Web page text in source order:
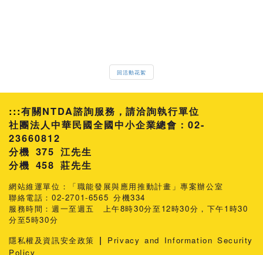
回活動花絮
:::有關NTDA諮詢服務，請洽詢執行單位
社團法人中華民國全國中小企業總會：02-
23660812
分機 375 江先生
458 莊先生
網站維運單位：「職能發展與應用推動計畫」專案辦公室
聯絡電話：02-2701-6565 分機334
服務時間：週一至週五 上午8時30分至12時30分，下午1時30
分至5時30分
隱私權及資訊安全政策 |
Privacy and Information Security
Policy